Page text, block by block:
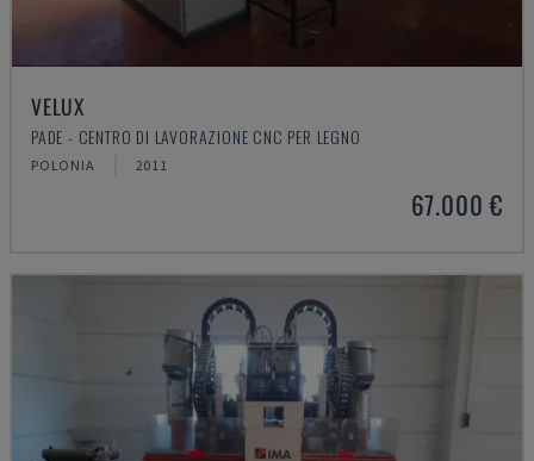
VELUX
PADE - CENTRO DI LAVORAZIONE CNC PER LEGNO
POLONIA 2011
67.000 €